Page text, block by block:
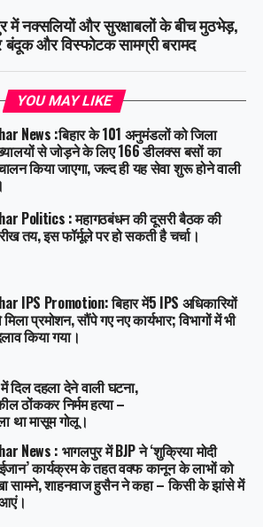
में नक्सलियों और सुरक्षाबलों के बीच मुठभेड़,
बंदूक और विस्फोटक सामग्री बरामद
YOU MAY LIKE
News :बिहार के 101 अनुमंडलों को जिला
से जोड़ने के लिए 166 डीलक्स बसों का
किया जाएगा, जल्द ही यह सेवा शुरू होने वाली
Politics : महागठबंधन की दूसरी बैठक की
तय, इस फॉर्मूले पर हो सकती है चर्चा।
IPS Promotion: बिहार में5 IPS अधिकारियों
प्रमोशन, सौंपे गए नए कार्यभार; विभागों में भी
किया गया।
दिल दहला देने वाली घटना,
ठोंककर निर्मम हत्या –
था मासूम गोलू।
News : भागलपुर में BJP ने ‘शुक्रिया मोदी
कार्यक्रम के तहत वक्फ कानून के लाभों को
सामने, शाहनवाज हुसैन ने कहा – किसी के झांसे में